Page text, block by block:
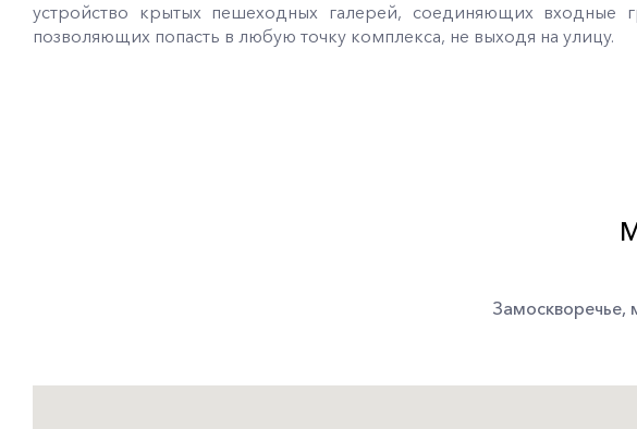
устройство крытых пешеходных галерей, соединяющих входные
позволяющих попасть в любую точку комплекса, не выходя на улицу.
Замоскворечье,